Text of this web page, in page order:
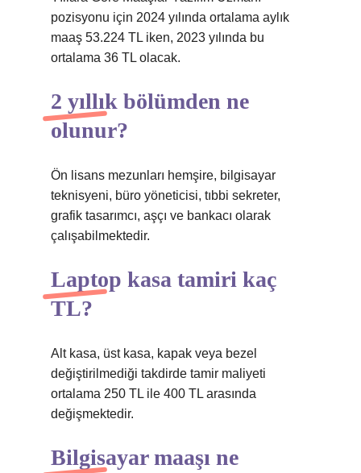
pozisyonu için 2024 yılında ortalama aylık
maaş 53.224 TL iken, 2023 yılında bu
ortalama 36 TL olacak.
2 yıllık bölümden ne
olunur?
Ön lisans mezunları hemşire, bilgisayar
teknisyeni, büro yöneticisi, tıbbi sekreter,
grafik tasarımcı, aşçı ve bankacı olarak
çalışabilmektedir.
Laptop kasa tamiri kaç
TL?
Alt kasa, üst kasa, kapak veya bezel
değiştirilmediği takdirde tamir maliyeti
ortalama 250 TL ile 400 TL arasında
değişmektedir.
Bilgisayar maaşı ne